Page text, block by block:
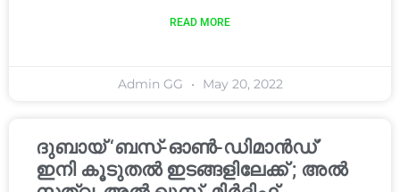
READ MORE
Admin GG May 20, 2022
ദുബായ് ‘ബസ്-ഓൺ-ഡിമാൻഡ്’
ഇനി കൂടുതൽ ഇടങ്ങളിലേക്ക് ; അൽ